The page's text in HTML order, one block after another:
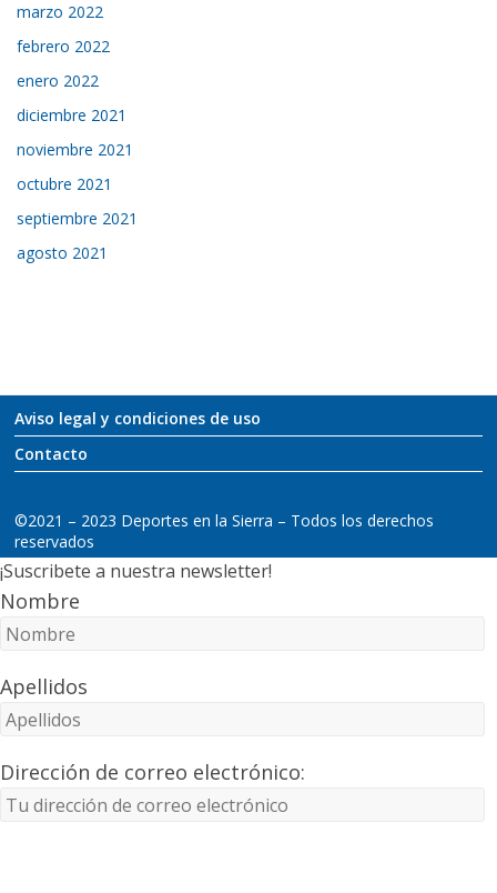
marzo 2022
febrero 2022
enero 2022
diciembre 2021
noviembre 2021
octubre 2021
septiembre 2021
agosto 2021
Aviso legal y condiciones de uso
Contacto
©2021 – 2023 Deportes en la Sierra – Todos los derechos
reservados
¡Suscribete a nuestra newsletter!
Nombre
Apellidos
Dirección de correo electrónico: